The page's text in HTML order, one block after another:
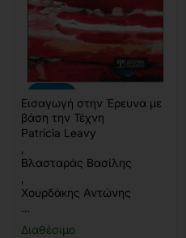
Διαθέσιμο
Εισαγωγή στην Έρευνα με
βάση την Τέχνη
Patricia Leavy
Βλασταράς Βασίλης
Χουρδάκης Αντώνης
…